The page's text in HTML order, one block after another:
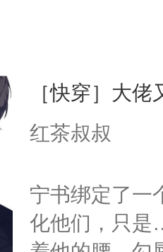
［快穿］大
红茶叔叔
宁书绑定了一
化他们，只是